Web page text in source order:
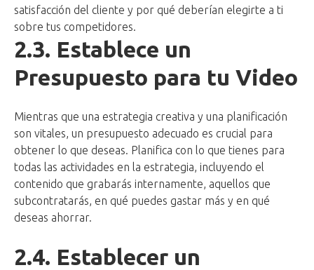
satisfacción del cliente y por qué deberían elegirte a ti
sobre tus competidores.
2.3. Establece un
Presupuesto para tu Video
Mientras que una estrategia creativa y una planificación
son vitales, un presupuesto adecuado es crucial para
obtener lo que deseas. Planifica con lo que tienes para
todas las actividades en la estrategia, incluyendo el
contenido que grabarás internamente, aquellos que
subcontratarás, en qué puedes gastar más y en qué
deseas ahorrar.
2.4. Establecer un